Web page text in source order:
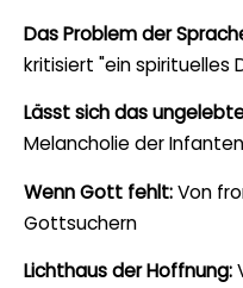
Das Problem der
kritisiert "ein spirituelles
Lässt sich das
Melancholie der
Wenn Gott fehlt:Von
Gottsuchern
Lichthaus der Hoffnung: